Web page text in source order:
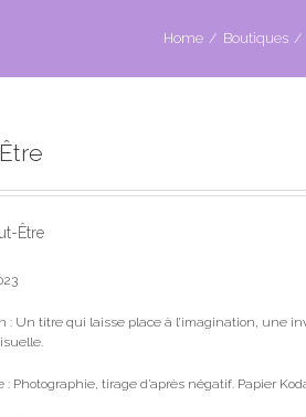
Home / Boutiques /
Être
: Un titre qui laisse place à l’imagination, une
: Photographie, tirage d’après négatif. Papier